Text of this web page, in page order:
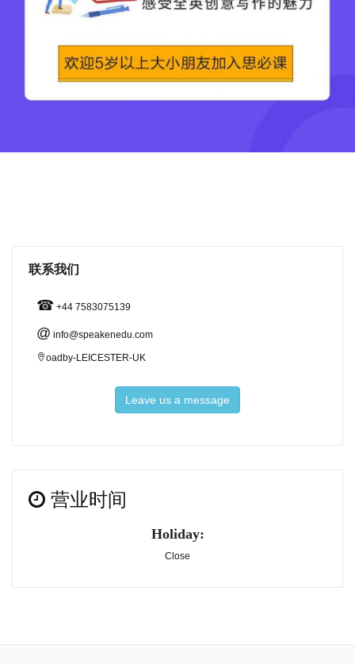
联系我们
☎ +44 7583075139
@ info@speakenedu.com
oadby-LEICESTER-UK
Leave us a message
营业时间
Holiday:
Close